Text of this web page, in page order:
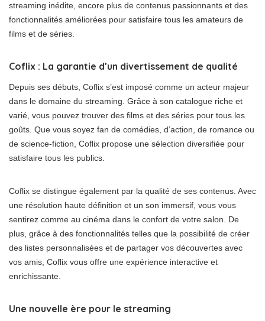
streaming inédite, encore plus de contenus passionnants et des
fonctionnalités améliorées pour satisfaire tous les amateurs de
films et de séries.
Coflix : La garantie d’un divertissement de qualité
Depuis ses débuts, Coflix s’est imposé comme un acteur majeur
dans le domaine du streaming. Grâce à son catalogue riche et
varié, vous pouvez trouver des films et des séries pour tous les
goûts. Que vous soyez fan de comédies, d’action, de romance ou
de science-fiction, Coflix propose une sélection diversifiée pour
satisfaire tous les publics.
Coflix se distingue également par la qualité de ses contenus. Avec
une résolution haute définition et un son immersif, vous vous
sentirez comme au cinéma dans le confort de votre salon. De
plus, grâce à des fonctionnalités telles que la possibilité de créer
des listes personnalisées et de partager vos découvertes avec
vos amis, Coflix vous offre une expérience interactive et
enrichissante.
Une nouvelle ère pour le streaming